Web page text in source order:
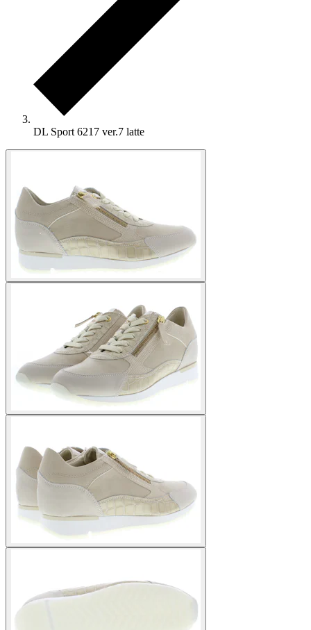
DL Sport 6217 ver.7 latte